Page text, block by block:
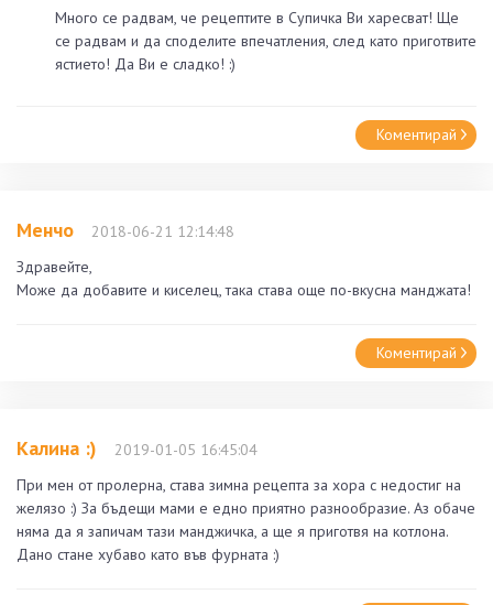
Много се радвам, че рецептите в Супичка Ви харесват! Ще
се радвам и да споделите впечатления, след като приготвите
ястието! Да Ви е сладко! :)
Коментирай
Менчо
2018-06-21 12:14:48
Здравейте,
Може да добавите и киселец, така става още по-вкусна манджата!
Коментирай
Калина :)
2019-01-05 16:45:04
При мен от пролерна, става зимна рецепта за хора с недостиг на
желязо :) За бъдещи мами е едно приятно разнообразие. Аз обаче
няма да я запичам тази манджичка, а ще я приготвя на котлона.
Дано стане хубаво като във фурната :)